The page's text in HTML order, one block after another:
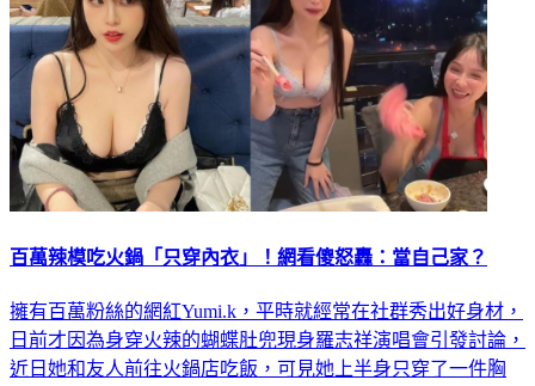
百萬辣模吃火鍋「只穿內衣」！網看傻怒轟：當自己家？
擁有百萬粉絲的網紅Yumi.k，平時就經常在社群秀出好身材，
日前才因為身穿火辣的蝴蝶肚兜現身羅志祥演唱會引發討論，
近日她和友人前往火鍋店吃飯，可見她上半身只穿了一件胸